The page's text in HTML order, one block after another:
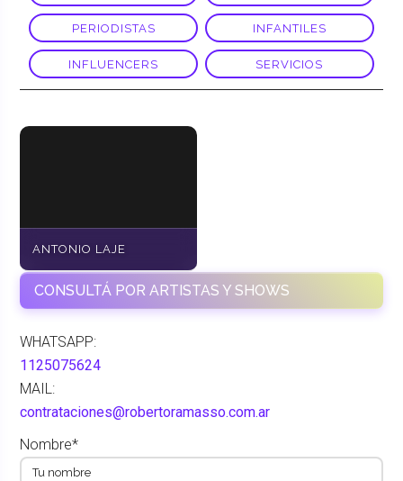
PERIODISTAS INFANTILES
INFLUENCERS SERVICIOS
ANTONIO LAJE
CONSULTÁ POR ARTISTAS Y SHOWS
WHATSAPP:
1125075624
MAIL:
contrataciones@robertoramasso.com.ar
Nombre*